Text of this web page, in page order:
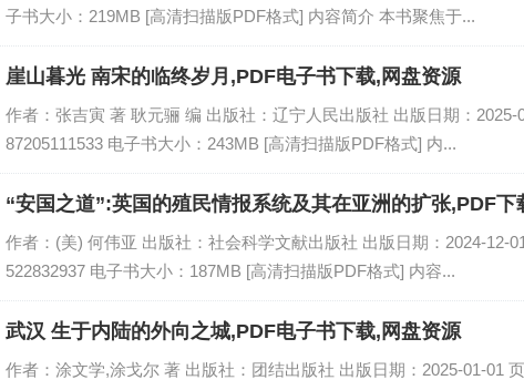
子书大小：219MB [高清扫描版PDF格式] 内容简介 本书聚焦于...
崖山暮光 南宋的临终岁月,PDF电子书下载,网盘资源
作者：张吉寅 著 耿元骊 编 出版社：辽宁人民出版社 出版日期：2025-
87205111533 电子书大小：243MB [高清扫描版PDF格式] 内...
“安国之道”:英国的殖民情报系统及其在亚洲的扩张,PDF下
作者：(美) 何伟亚 出版社：社会科学文献出版社 出版日期：2024-12-
522832937 电子书大小：187MB [高清扫描版PDF格式] 内容...
武汉 生于内陆的外向之城,PDF电子书下载,网盘资源
作者：涂文学,涂戈尔 著 出版社：团结出版社 出版日期：2025-01-01